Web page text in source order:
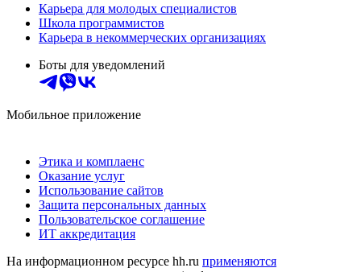
Карьера для молодых специалистов
Школа программистов
Карьера в некоммерческих организациях
Боты для уведомлений
Мобильное приложение
Этика и комплаенс
Оказание услуг
Использование сайтов
Защита персональных данных
Пользовательское соглашение
ИТ аккредитация
На информационном ресурсе hh.ru применяются